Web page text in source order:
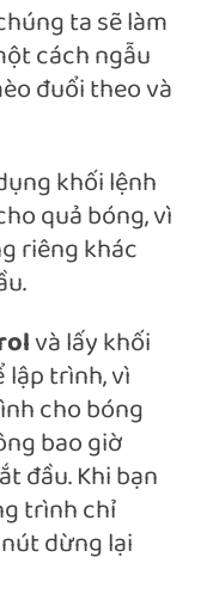
ta sẽ làm
cách ngẫu
đuổi theo và
khối lệnh
quả bóng, vì
riêng khác
và lấy khối
lập trình, vì
cho bóng
bao giờ
đầu. Khi bạn
trình chỉ
dừng lại